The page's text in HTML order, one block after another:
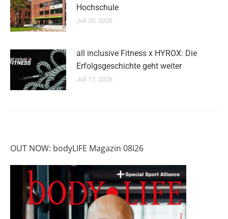
Hochschule
Juli 20, 2026
all inclusive Fitness x HYROX: Die
Erfolgsgeschichte geht weiter
Juli 17, 2026
OUT NOW: bodyLIFE Magazin 08I26